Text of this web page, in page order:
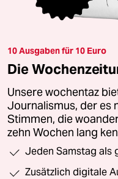
10 Ausgaben für 10 Euro
Die
Unsere wochentaz
Journalismus, der es
Stimmen, die
zehn Wochen lang
Jeden Samstag als
Zusätzlich digitale